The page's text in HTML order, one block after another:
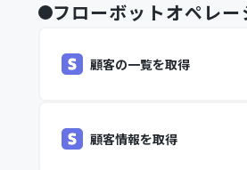
フローボットオペレー
顧客の一覧を取得
顧客情報を取得